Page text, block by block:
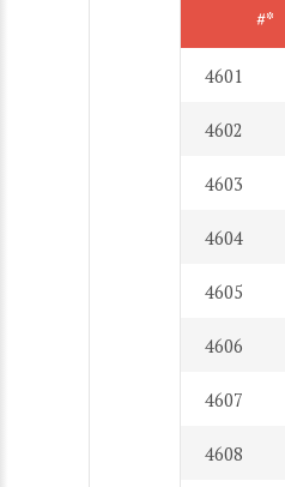
#*
4601
4602
4603
4604
4605
4606
4607
4608